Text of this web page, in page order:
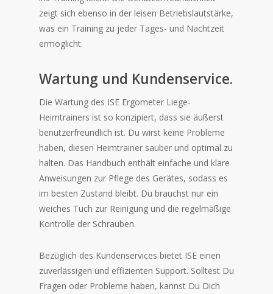
zeigt sich ebenso in der leisen Betriebslautstärke,
was ein Training zu jeder Tages- und Nachtzeit
ermöglicht.
Wartung und Kundenservice.
Die Wartung des ISE Ergometer Liege-
Heimtrainers ist so konzipiert, dass sie äußerst
benutzerfreundlich ist. Du wirst keine Probleme
haben, diesen Heimtrainer sauber und optimal zu
halten. Das Handbuch enthält einfache und klare
Anweisungen zur Pflege des Gerätes, sodass es
im besten Zustand bleibt. Du brauchst nur ein
weiches Tuch zur Reinigung und die regelmäßige
Kontrolle der Schrauben.
Bezüglich des Kundenservices bietet ISE einen
zuverlässigen und effizienten Support. Solltest Du
Fragen oder Probleme haben, kannst Du Dich